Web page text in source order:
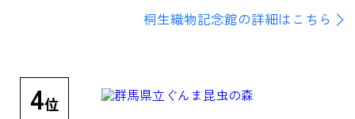
桐生織物記念館の詳細はこちら
4位